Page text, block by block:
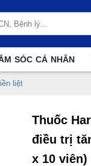
SÓC CÁ NHÂN
liệt
Thuốc
điều trị
x 10 viên)